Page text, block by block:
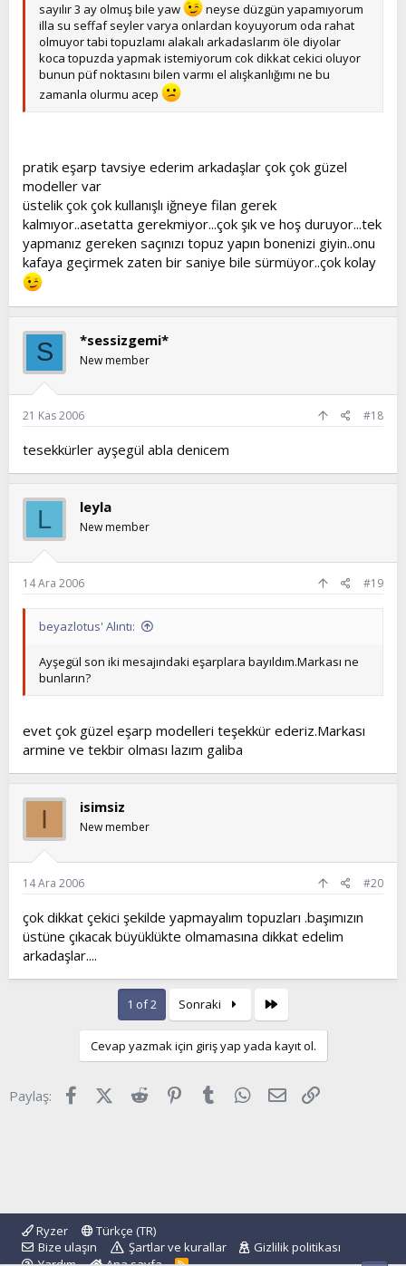
sayılır 3 ay olmuş bile yaw
neyse düzgün yapamıyorum
illa su seffaf seyler varya onlardan koyuyorum oda rahat
olmuyor tabi topuzlamı alakalı arkadaslarım öle diyolar
koca topuzda yapmak istemiyorum cok dikkat cekici oluyor
bunun püf noktasını bilen varmı el alışkanlığımı ne bu
zamanla olurmu acep
pratik eşarp tavsiye ederim arkadaşlar çok çok güzel
modeller var
üstelik çok çok kullanışlı iğneye filan gerek
kalmıyor..asetatta gerekmiyor...çok şık ve hoş duruyor...tek
yapmanız gereken saçınızı topuz yapın bonenizi giyin..onu
kafaya geçirmek zaten bir saniye bile sürmüyor..çok kolay
S *sessizgemi*
New member
21 Kas 2006 #18
tesekkürler ayşegül abla denicem
L leyla
New member
14 Ara 2006 #19
beyazlotus' Alıntı:
Ayşegül son iki mesajındaki eşarplara bayıldım.Markası ne
bunların?
evet çok güzel eşarp modelleri teşekkür ederiz.Markası
armine ve tekbir olması lazım galiba
I isimsiz
New member
14 Ara 2006 #20
çok dikkat çekici şekilde yapmayalım topuzları .başımızın
üstüne çıkacak büyüklükte olmamasına dikkat edelim
arkadaşlar....
1 of 2 Sonraki Son
Cevap yazmak için giriş yap yada kayıt ol.
Paylaş: FacebookX (Twitter)
Reddit Pinterest
Tumblr WhatsApp
E-posta
Ryzer
Türkçe (TR)
Bize ulaşın
Şartlar ve kurallar
Gizlilik politikası
R